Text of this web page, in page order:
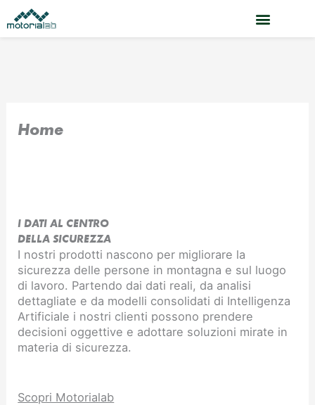
al
contenuto
Home
I DATI AL CENTRO
DELLA SICUREZZA
I nostri prodotti nascono per migliorare la
sicurezza delle persone in montagna e sul luogo
di lavoro. Partendo dai dati reali, da analisi
dettagliate e da modelli consolidati di Intelligenza
Artificiale i nostri clienti possono prendere
decisioni oggettive e adottare soluzioni mirate in
materia di sicurezza.
Scopri Motorialab